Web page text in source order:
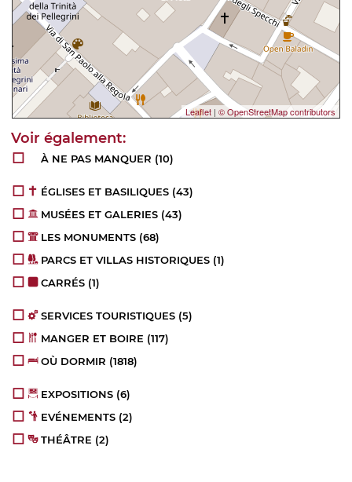
Leaflet | © OpenStreetMap contributors
À NE PAS MANQUER (10)
ÉGLISES ET BASILIQUES (43)
MUSÉES ET GALERIES (43)
LES MONUMENTS (68)
PARCS ET VILLAS HISTORIQUES (1)
CARRÉS (1)
SERVICES TOURISTIQUES (5)
MANGER ET BOIRE (117)
OÙ DORMIR (1818)
EXPOSITIONS (6)
EVÉNEMENTS (2)
THÉÂTRE (2)